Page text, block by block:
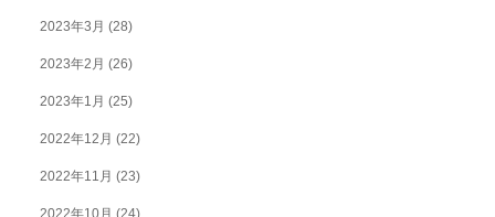
2023年3月 (28)
2023年2月 (26)
2023年1月 (25)
2022年12月 (22)
2022年11月 (23)
2022年10月 (24)